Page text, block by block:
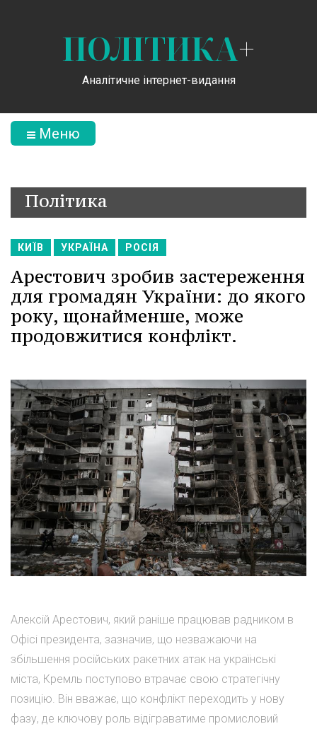
ПОЛІТИКА+
Аналітичне інтернет-видання
Меню
Політика
КИЇВ УКРАЇНА РОСІЯ
Арестович зробив застереження
для громадян України: до якого
року, щонайменше, може
продовжитися конфлікт.
Алексій Арестович, який раніше працював радником в
Офісі президента, зазначив, що незважаючи на
збільшення російських ракетних атак на українські
міста, Кремль поступово втрачає свою стратегічну
позицію. Він вважає, що конфлікт переходить у нову
фазу, де ключову роль відіграватиме промисловий